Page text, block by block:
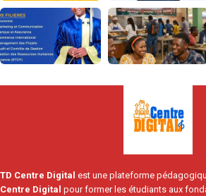
TD Centre Digital est une plateforme
Centre Digital pour former les étudiants aux